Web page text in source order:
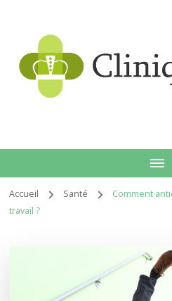
Accueil Santé
Comment
travail ?